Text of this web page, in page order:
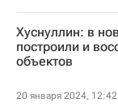
Москва
Петр
ЖКХ
Комплекс
Хуснуллин: в
построили и
объектов
20 января 2024, 12:42